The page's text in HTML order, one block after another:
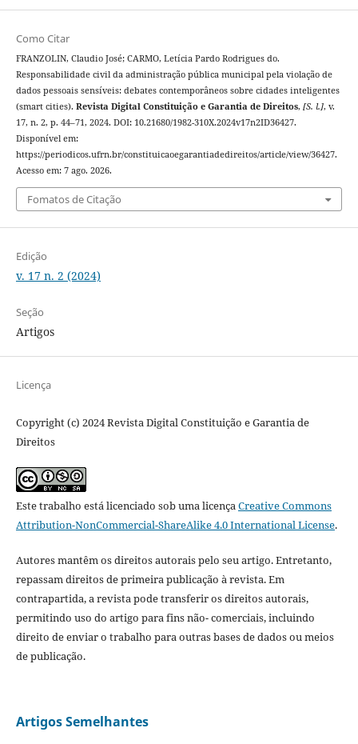
Como Citar
FRANZOLIN, Claudio José; CARMO, Letícia Pardo Rodrigues do.
Responsabilidade civil da administração pública municipal pela violação de
dados pessoais sensíveis: debates contemporâneos sobre cidades inteligentes
(smart cities). Revista Digital Constituição e Garantia de Direitos, [S. l.], v.
17, n. 2, p. 44–71, 2024. DOI: 10.21680/1982-310X.2024v17n2ID36427.
Disponível em:
https://periodicos.ufrn.br/constituicaoegarantiadedireitos/article/view/36427.
Acesso em: 7 ago. 2026.
Fomatos de Citação
Edição
v. 17 n. 2 (2024)
Seção
Artigos
Licença
Copyright (c) 2024 Revista Digital Constituição e Garantia de
Direitos
Este trabalho está licenciado sob uma licençaCreative Commons
Attribution-NonCommercial-ShareAlike 4.0 International License.
Autores mantêm os direitos autorais pelo seu artigo. Entretanto,
repassam direitos de primeira publicação à revista. Em
contrapartida, a revista pode transferir os direitos autorais,
permitindo uso do artigo para fins não- comerciais, incluindo
direito de enviar o trabalho para outras bases de dados ou meios
de publicação.
Artigos Semelhantes